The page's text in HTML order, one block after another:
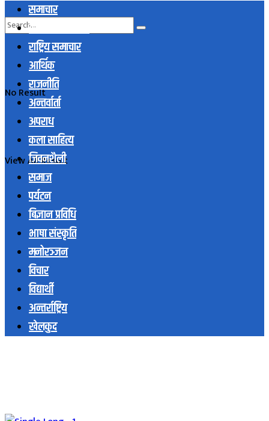
No Result
View All Result
समाचार
स्थानिय समाचार
राष्ट्रिय समाचार
आर्थिक
राजनीति
अन्तर्वार्ता
अपराध
कला साहित्य
जिवनशैली
समाज
पर्यटन
बिज्ञान प्रविधि
भाषा संस्कृति
मनोरञ्जन
विचार
विद्यार्थी
अन्तर्राष्ट्रिय
खेलकुद